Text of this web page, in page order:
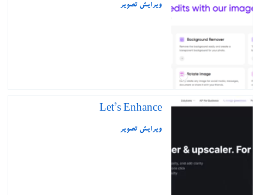
ویرایش تصویر
Let’s Enhance
ویرایش تصویر